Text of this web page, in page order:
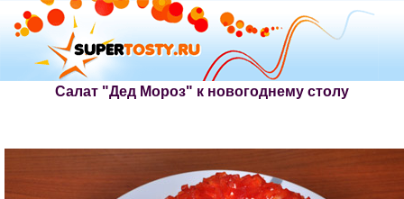
Салат "Дед Мороз" к новогоднему столу